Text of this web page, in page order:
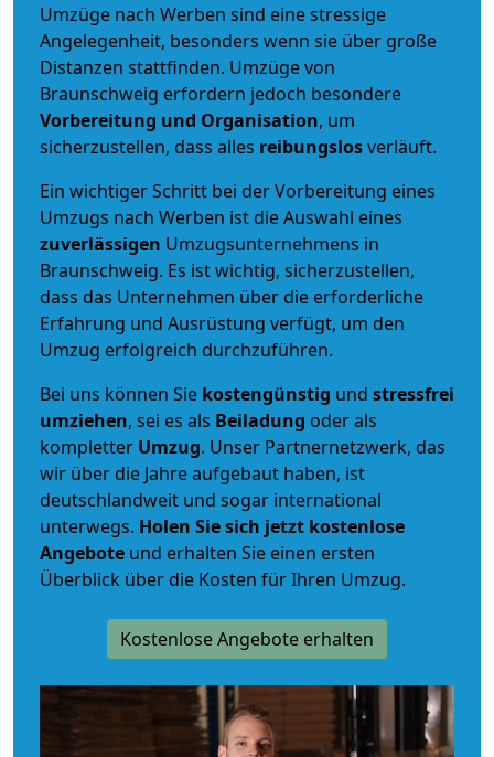
Umzüge nach Werben sind eine stressige
Angelegenheit, besonders wenn sie über große
Distanzen stattfinden. Umzüge von
Braunschweig erfordern jedoch besondere
Vorbereitung und Organisation, um
sicherzustellen, dass alles reibungslosverläuft.
Ein wichtiger Schritt bei der Vorbereitung eines
Umzugs nach Werben ist die Auswahl eines
zuverlässigen Umzugsunternehmens in
Braunschweig. Es ist wichtig, sicherzustellen,
dass das Unternehmen über die erforderliche
Erfahrung und Ausrüstung verfügt, um den
Umzug erfolgreich durchzuführen.
Bei uns können Sie kostengünstig und stressfrei
umziehen, sei es als Beiladung oder als
kompletter Umzug. Unser Partnernetzwerk, das
wir über die Jahre aufgebaut haben, ist
deutschlandweit und sogar international
unterwegs. Holen Sie sich jetzt kostenlose
Angebote und erhalten Sie einen ersten
Überblick über die Kosten für Ihren Umzug.
Kostenlose Angebote erhalten